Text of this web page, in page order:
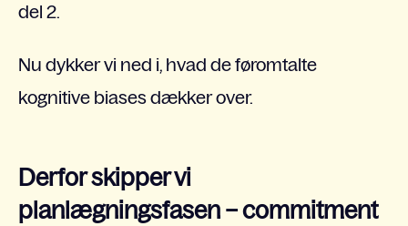
del 2.
Nu dykker vi ned i, hvad de føromtalte
kognitive biases dækker over.
Derfor skipper vi
planlægningsfasen –commitment